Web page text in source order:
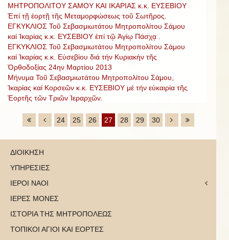
ΜΗΤΡΟΠΟΛΙΤΟΥ ΣΑΜΟΥ ΚΑΙ ΙΚΑΡΙΑΣ κ.κ. ΕΥΣΕΒΙΟΥ
Ἐπί τῇ ἑορτῇ τῆς Μεταμορφώσεως τοῦ Σωτῆρος.
ΕΓΚΥΚΛΙΟΣ Τοῦ Σεβασμιωτάτου Μητροπολίτου Σάμου
καί Ἰκαρίας κ.κ. ΕΥΣΕΒΙΟΥ ἐπί τῷ Ἁγίῳ Πάσχᾳ .
ΕΓΚΥΚΛΙΟΣ Τοῦ Σεβασμιωτάτου Μητροπολίτου Σάμου
καί Ἰκαρίας κ.κ. Εὐσεβίου διά τήν Κυριακήν τῆς
Ὀρθοδοξίας 24ην Μαρτίου 2013
Μήνυμα Τοῦ Σεβασμιωτάτου Μητροπολίτου Σάμου,
Ἰκαρίας καί Κορσεῶν κ.κ. ΕΥΣΕΒΙΟΥ μέ τήν εὐκαιρία τῆς
Ἑορτῆς τῶν Τριῶν Ἱεραρχῶν.
24 25 26 27 28 29 30
ΔΙΟΙΚΗΣΗ
ΥΠΗΡΕΣΙΕΣ
ΙΕΡΟΙ ΝΑΟΙ
ΙΕΡΕΣ ΜΟΝΕΣ
ΙΣΤΟΡΙΑ ΤΗΣ ΜΗΤΡΟΠΟΛΕΩΣ
ΤΟΠΙΚΟΙ ΑΓΙΟΙ ΚΑΙ ΕΟΡΤΕΣ